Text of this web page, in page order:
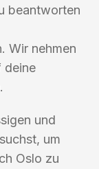
beantworten
Wir nehmen
deine
und
um
Oslo zu